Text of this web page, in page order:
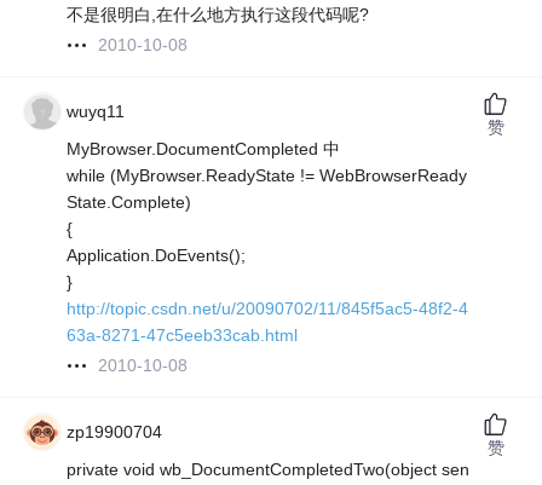
不是很明白,在什么地方执行这段代码呢?
2010-10-08
wuyq11
MyBrowser.DocumentCompleted 中
while (MyBrowser.ReadyState != WebBrowserReady
State.Complete)
{
Application.DoEvents();
}
http://topic.csdn.net/u/20090702/11/845f5ac5-48f2-4
63a-8271-47c5eeb33cab.html
2010-10-08
赞
zp19900704
private void wb_DocumentCompletedTwo(object sen
赞